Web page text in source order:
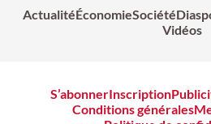
ActualitéÉconomieSociété
Vidéos
S’abonnerInscription
Conditions générales